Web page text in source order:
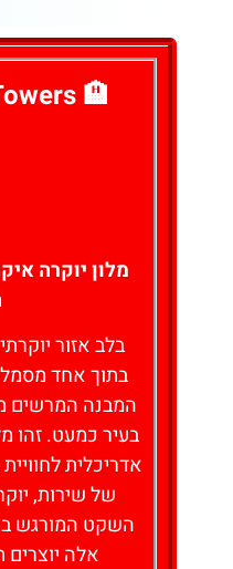
🏨
מלון יוקרה
בתוך אחד
המבנה המרשים
בעיר כמעט. זהו
אדריכלית
של שירות,
השקט המורגש
אלה